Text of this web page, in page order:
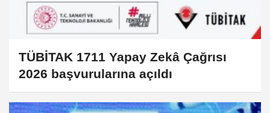
TÜBİTAK 1711 Yapay Zekâ Çağrısı
2026 başvurularına açıldı